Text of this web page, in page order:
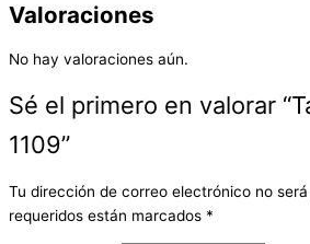
Valoraciones
No hay valoraciones aún.
Sé el primero en valorar
1109”
Tu dirección de correo electrónico no
requeridos están marcados *